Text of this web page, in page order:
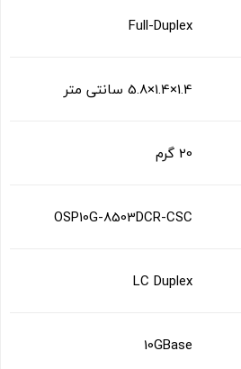
Full-Duplex
1.4×1.4×5.8 سانتی متر
20 گرم
OSP10G-8503DCR-CSC
LC Duplex
10GBase